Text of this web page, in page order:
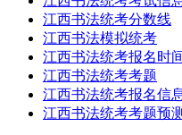
江西书法统考分数线
江西书法模拟统考
江西书法统考报名时
江西书法统考考题
江西书法统考报名信
江西书法统考考题预测